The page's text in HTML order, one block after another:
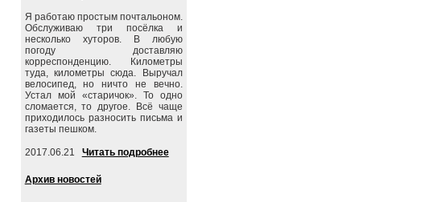
Я работаю простым почтальоном.
Обслуживаю три посёлка и
несколько хуторов. В любую
погоду доставляю
корреспонденцию. Километры
туда, километры сюда. Выручал
велосипед, но ничто не вечно.
Устал мой «старичок». То одно
сломается, то другое. Всё чаще
приходилось разносить письма и
газеты пешком.
2017.06.21 Читать подробнее
Архив новостей